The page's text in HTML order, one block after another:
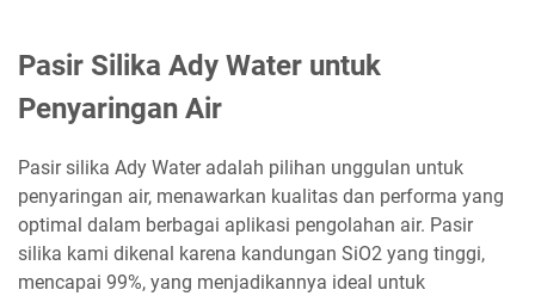
Pasir Silika Ady Water untuk
Penyaringan Air
Pasir silika Ady Water adalah pilihan unggulan untuk
penyaringan air, menawarkan kualitas dan performa yang
optimal dalam berbagai aplikasi pengolahan air. Pasir
silika kami dikenal karena kandungan SiO2 yang tinggi,
mencapai 99%, yang menjadikannya ideal untuk